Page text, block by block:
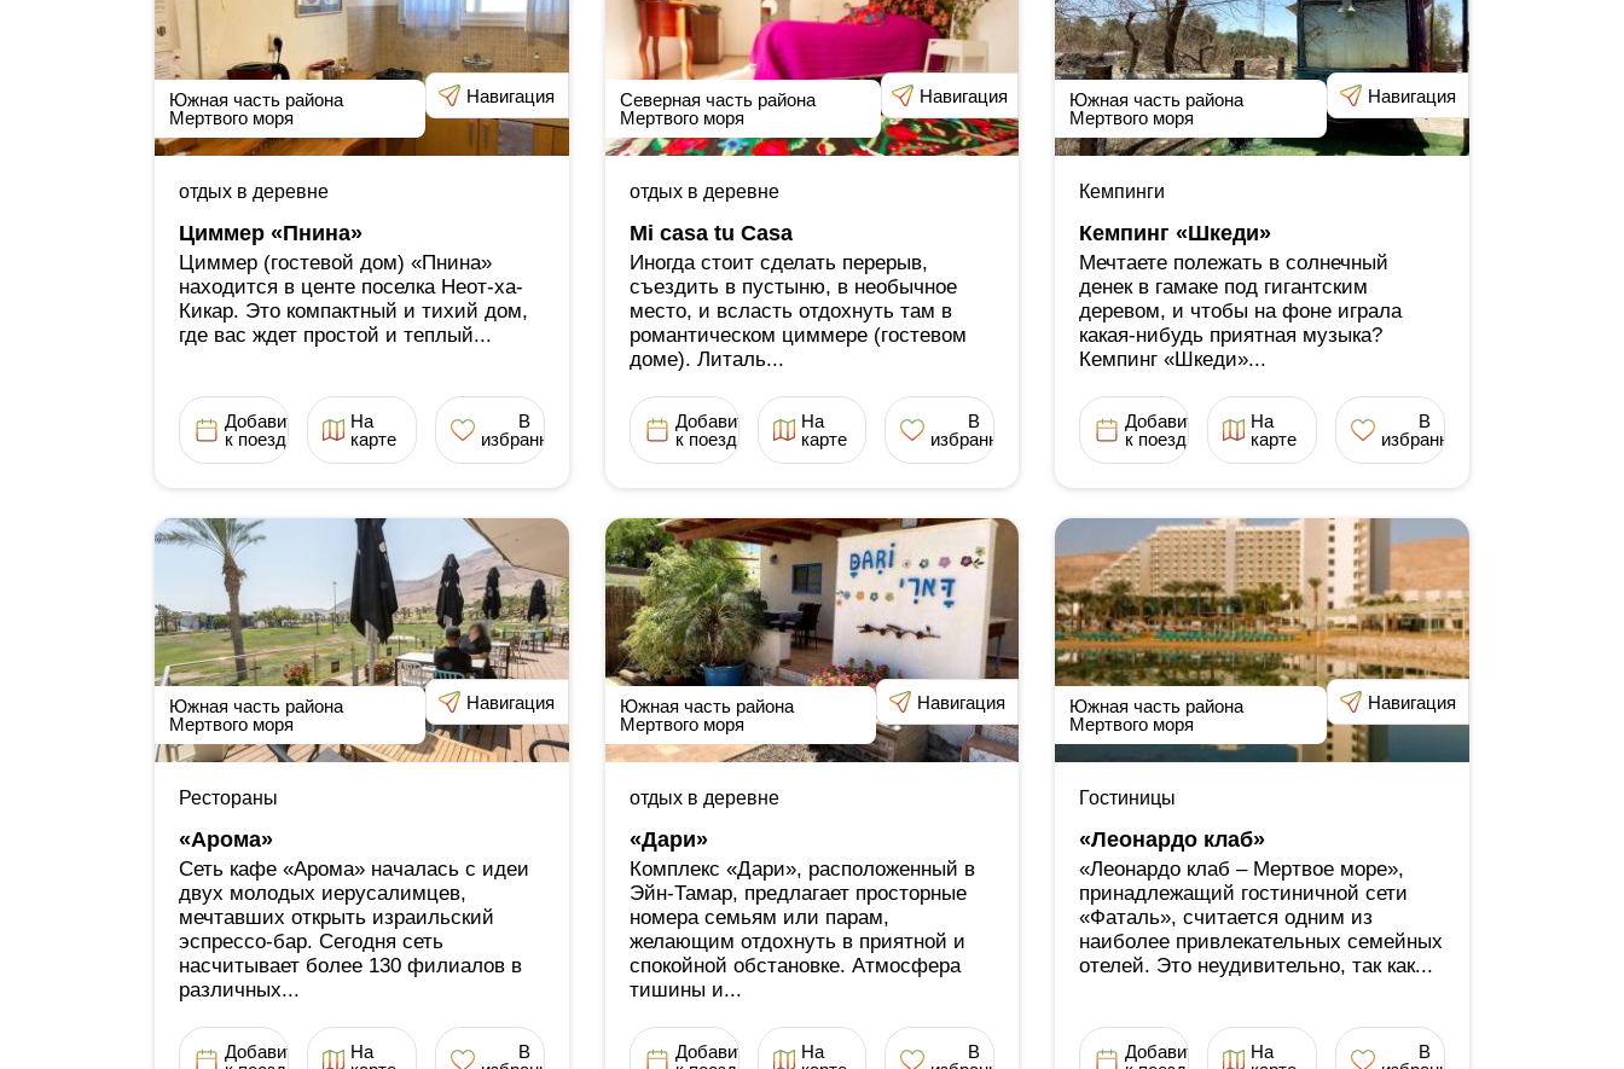
Южная часть района
Мертвого моря
Навигация
отдых в деревне
Циммер «Пнина»
Циммер (гостевой дом) «Пнина»
находится в центе поселка Неот-ха-
Кикар. Это компактный и тихий дом,
где вас ждет простой и теплый...
Добавить
к поездке
На
карте
В
избранное
Северная часть района
Мертвого моря
Навигация
отдых в деревне
Mi casa tu Casa
Иногда стоит сделать перерыв,
съездить в пустыню, в необычное
место, и всласть отдохнуть там в
романтическом циммере (гостевом
доме). Литаль...
Добавить
к поездке
На
карте
В
избранное
Южная часть района
Мертвого моря
Навигация
Кемпинги
Кемпинг «Шкеди»
Мечтаете полежать в солнечный
денек в гамаке под гигантским
деревом, и чтобы на фоне играла
какая-нибудь приятная музыка?
Кемпинг «Шкеди»...
Добавить
к поездке
На
карте
В
избранное
Южная часть района
Мертвого моря
Навигация
Рестораны
«Арома»
Сеть кафе «Арома» началась с идеи
двух молодых иерусалимцев,
мечтавших открыть израильский
эспрессо-бар. Сегодня сеть
насчитывает более 130 филиалов в
различных...
Добавить
На
В
Южная часть района
Мертвого моря
Навигация
отдых в деревне
«Дари»
Комплекс «Дари», расположенный в
Эйн-Тамар, предлагает просторные
номера семьям или парам,
желающим отдохнуть в приятной и
спокойной обстановке. Атмосфера
тишины и...
Добавить
На
В
Южная часть района
Мертвого моря
Навигация
Гостиницы
«Леонардо клаб»
«Леонардо клаб ‒ Мертвое море»,
принадлежащий гостиничной сети
«Фаталь», считается одним из
наиболее привлекательных семейных
отелей. Это неудивительно, так как...
Добавить
На
В